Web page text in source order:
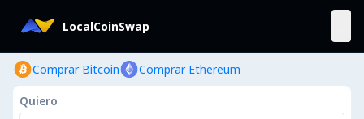
LocalCoinSwap
Comprar Bitcoin Comprar Ethereum
Quiero